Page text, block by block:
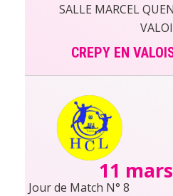
SALLE MARCEL
CREPY EN
11
Jour de Match N° 8